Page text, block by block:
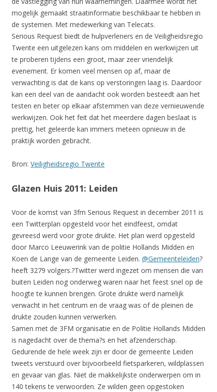
mogelijk gemaakt straatinformatie beschikbaar te hebben in
de systemen. Met medewerking van Telecats.
Serious Request biedt de hulpverleners en de Veiligheidsregio
Twente een uitgelezen kans om middelen en werkwijzen uit
te proberen tijdens een groot, maar zeer vriendelijk
evenement. Er komen veel mensen op af, maar de
verwachting is dat de kans op verstoringen laag is. Daardoor
kan een deel van de aandacht ook worden besteedt aan het
testen en beter op elkaar afstemmen van deze vernieuwende
werkwijzen. Ook het feit dat het meerdere dagen beslaat is
prettig, het geleerde kan immers meteen opnieuw in de
praktijk worden gebracht.
Bron: Veiligheidsregio Twente
Glazen Huis 2011: Leiden
Voor de komst van 3fm Serious Request in december 2011 is
een Twitterplan opgesteld voor het eindfeest, omdat
gevreesd werd voor grote drukte. Het plan werd opgesteld
door Marco Leeuwerink van de politie Hollands Midden en
Koen de Lange van de gemeente Leiden. @Gemeenteleiden?
heeft 3279 volgers.?Twitter werd ingezet om mensen die van
buiten Leiden nog onderweg waren naar het feest snel op de
hoogte te kunnen brengen. Grote drukte werd namelijk
verwacht in het centrum en de vraag was of de pleinen de
drukte zouden kunnen verwerken.
Samen met de 3FM organisatie en de Politie Hollands Midden
is nagedacht over de thema?s en het afzenderschap.
Gedurende de hele week zijn er door de gemeente Leiden
tweets verstuurd over bijvoorbeeld fietsparkeren, wildplassen
en gevaar van glas. Niet de makkelijkste onderwerpen om in
140 tekens te verwoorden. Ze wilden geen opgestoken